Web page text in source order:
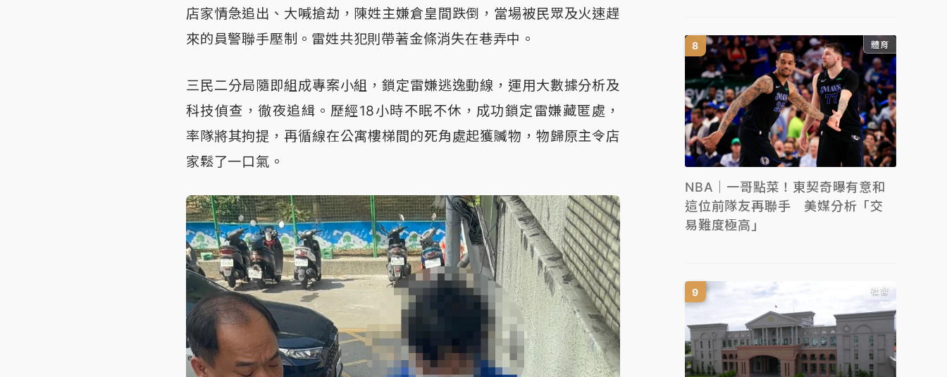
店家情急追出、大喊搶劫，陳姓主嫌倉皇間跌倒，當場被民眾及火速趕
來的員警聯手壓制。雷姓共犯則帶著金條消失在巷弄中。
三民二分局隨即組成專案小組，鎖定雷嫌逃逸動線，運用大數據分析及
科技偵查，徹夜追緝。歷經18小時不眠不休，成功鎖定雷嫌藏匿處，
率隊將其拘提，再循線在公寓樓梯間的死角處起獲贓物，物歸原主令店
家鬆了一口氣。
體育
NBA｜一哥點菜！東契奇曝有意和
這位前隊友再聯手 美媒分析「交
易難度極高」
社會